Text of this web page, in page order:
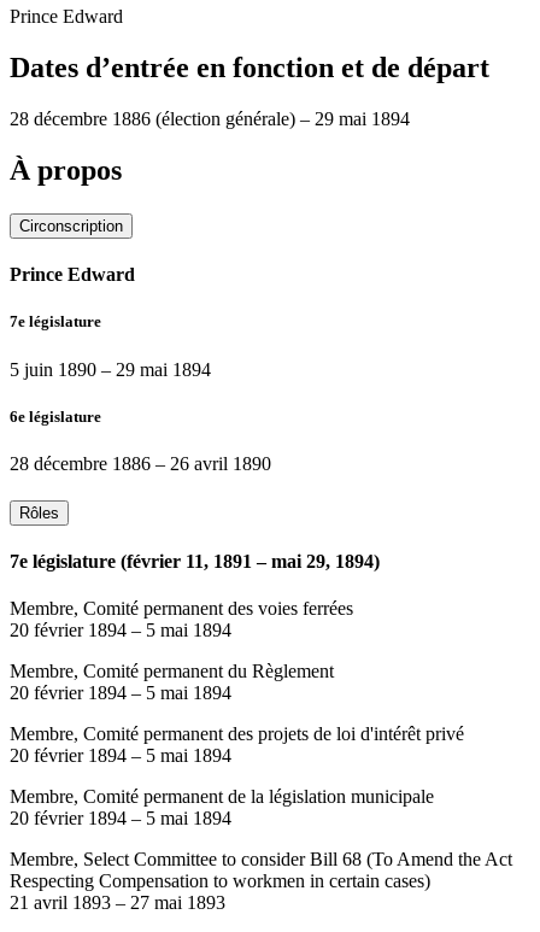
Prince Edward
Dates d’entrée en fonction et de départ
28 décembre 1886 (élection générale) – 29 mai 1894
À propos
Circonscription
Prince Edward
7e législature
5 juin 1890 – 29 mai 1894
6e législature
28 décembre 1886 – 26 avril 1890
Rôles
7e législature (février 11, 1891 – mai 29, 1894)
Membre, Comité permanent des voies ferrées
20 février 1894 – 5 mai 1894
Membre, Comité permanent du Règlement
20 février 1894 – 5 mai 1894
Membre, Comité permanent des projets de loi d'intérêt privé
20 février 1894 – 5 mai 1894
Membre, Comité permanent de la législation municipale
20 février 1894 – 5 mai 1894
Membre, Select Committee to consider Bill 68 (To Amend the Act
Respecting Compensation to workmen in certain cases)
21 avril 1893 – 27 mai 1893